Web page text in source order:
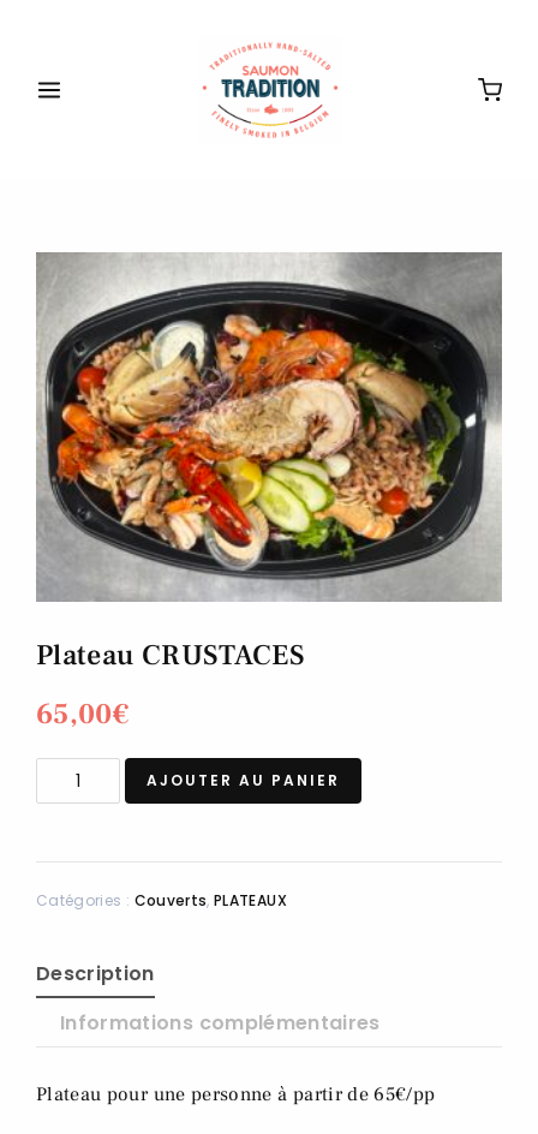
Plateau CRUSTACES
65,00€
AJOUTER AU PANIER
Catégories : Couverts,PLATEAUX
Description
Informations complémentaires
Plateau pour une personne à partir de 65€/pp